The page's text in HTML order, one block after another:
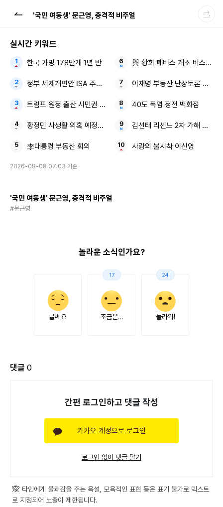
'국민 여동생' 문근영, 충격적 비주얼
실시간 키워드
한국 가방 178만개 1년 반
정부 세제개편안 ISA 주가누르기안
트럼프 원정 출산 시민권 제한
황정민 사생활 의혹 예정대로 방송
李대통령 부동산 회의
與 황희 폐버스 개조 버스 하우
이재명 부동산 난상토론 최종
40도 폭염 정전 백화점
김선태 리센느 2차 가해 논란
사랑의 불시착 이신영
2026-08-08 07:03 기준
'국민 여동생' 문근영, 충격적 비주얼
#문근영
놀라운 소식인가요?
글쎄요 조금은…
17
놀라워!
24
댓글 0
간편 로그인하고 댓글 작성
카카오 계정으로 로그인
로그인 없이 댓글 달기
🙊 타인에게 불쾌감을 주는 욕설, 모욕적인 표현 등은 표기 불가로 텍스트
로 지정되어 노출이 제한됩니다.